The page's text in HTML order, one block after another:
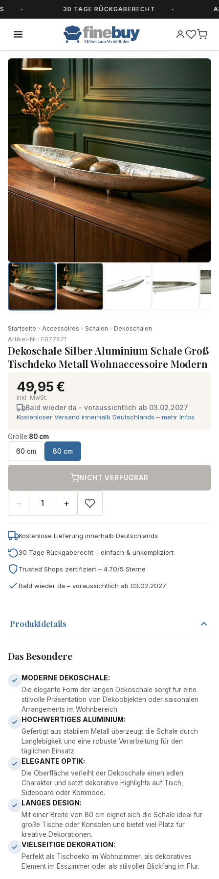
30 TAGE RÜCKGABERECHT
Startseite Accessoires Schalen
Dekoschalen
Artikel-Nr.: FB77671
Dekoschale Silber Aluminium Schale Groß
Tischdeko Metall Wohnaccessoire Modern
49,95 €
Inkl. MwSt.
Bald wieder da – voraussichtlich ab 03.02.2027
Kostenloser Versand innerhalb Deutschlands – mehr Infos
Größe:80 cm
60 cm
80 cm
− +
NICHT VERFÜGBAR
Kostenlose Lieferung innerhalb Deutschlands
30 Tage Rückgaberecht – einfach & unkompliziert
Trusted Shops zertifiziert – 4.70/5 Sterne
Bald wieder da – voraussichtlich ab 03.02.2027
Produktdetails
Das Besondere
MODERNE DEKOSCHALE:
Die elegante Form der langen Dekoschale sorgt für eine
stilvolle Präsentation von Dekoobjekten oder saisonalen
Arrangements im Wohnbereich.
HOCHWERTIGES ALUMINIUM:
Gefertigt aus stabilem Metall überzeugt die Schale durch
Langlebigkeit und eine robuste Verarbeitung für den
täglichen Einsatz.
ELEGANTE OPTIK:
Die Oberfläche verleiht der Dekoschale einen edlen
Charakter und setzt dekorative Highlights auf Tisch,
Sideboard oder Kommode.
LANGES DESIGN:
Mit einer Breite von 80 cm eignet sich die Schale ideal für
große Tische oder Konsolen und bietet viel Platz für
kreative Dekorationen.
VIELSEITIGE DEKORATION:
Perfekt als Tischdeko im Wohnzimmer, als dekoratives
Element im Esszimmer oder als stilvoller Blickfang im Flur.